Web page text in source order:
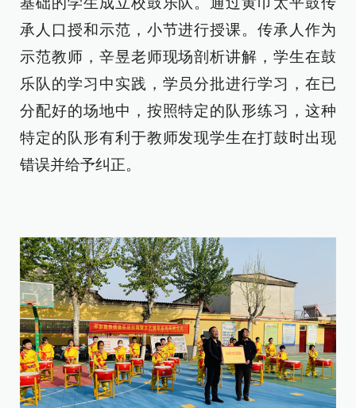
承人口授和示范，小节进行授课。传承人作为
示范教师，辛昱老师现场剖析讲解，学生在鼓
乐队的学习中实践，学员分批进行学习，在已
分配好的场地中，按照特定的队形练习，这种
特定的队形有利于教师发现学生在打鼓时出现
错误并给予纠正。